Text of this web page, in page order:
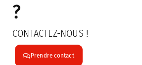
?
CONTACTEZ-NOUS !
Prendre contact